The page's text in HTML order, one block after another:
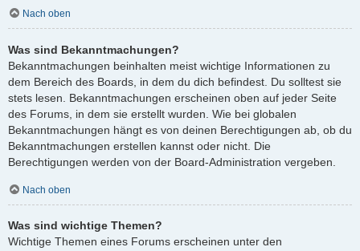
Nach oben
Was sind Bekanntmachungen?
Bekanntmachungen beinhalten meist wichtige Informationen zu
dem Bereich des Boards, in dem du dich befindest. Du solltest sie
stets lesen. Bekanntmachungen erscheinen oben auf jeder Seite
des Forums, in dem sie erstellt wurden. Wie bei globalen
Bekanntmachungen hängt es von deinen Berechtigungen ab, ob du
Bekanntmachungen erstellen kannst oder nicht. Die
Berechtigungen werden von der Board-Administration vergeben.
Nach oben
Was sind wichtige Themen?
Wichtige Themen eines Forums erscheinen unter den